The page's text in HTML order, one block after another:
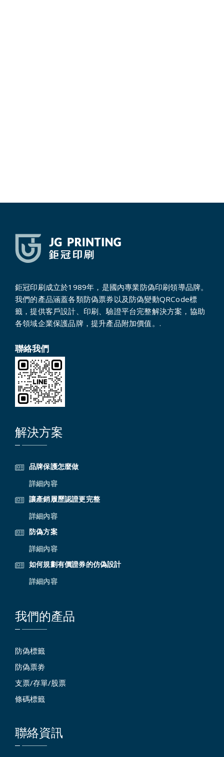
鉅冠印刷成立於1989年，是國內專業防偽印刷領導品牌。
我們的產品涵蓋各類防偽票券以及防偽變動QRCode標
籤，提供客戶設計、印刷、驗證平台完整解決方案，協助
各領域企業保護品牌，提升產品附加價值。.
聯絡我們
解決方案
品牌保護怎麼做
詳細內容
讓產銷履歷認證更完整
詳細內容
防偽方案
詳細內容
如何規劃有價證券的仿偽設計
詳細內容
我們的產品
防偽標籤
防偽票劵
支票/存單/股票
條碼標籤
聯絡資訊